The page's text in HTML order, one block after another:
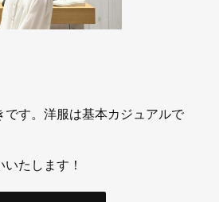
す。洋服は基本カジュアルで
たします！